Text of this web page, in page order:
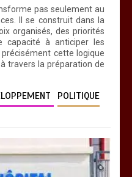
pas seulement au
Il se construit dans la
organisés, des priorités
capacité à anticiper les
précisément cette logique
travers la préparation de
POLITIQUE